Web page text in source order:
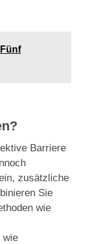
Barriere
zusätzliche
Sie
wie
wie